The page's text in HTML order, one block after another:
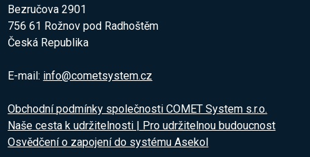
Bezručova 2901
756 61 Rožnov pod Radhoštěm
Česká Republika
E-mail: info@cometsystem.cz
Obchodní podmínky společnosti COMET System s.r.o.
Naše cesta k udržitelnosti | Pro udržitelnou budoucnost
Osvědčení o zapojení do systému Asekol